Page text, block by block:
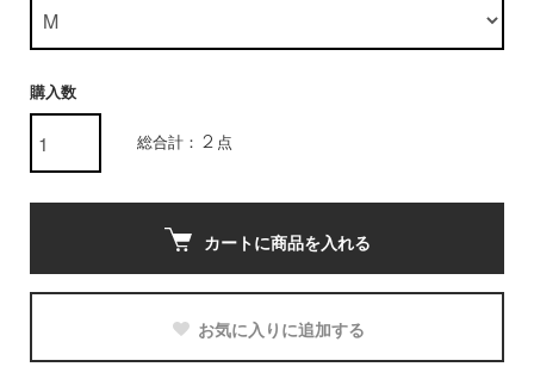
購入数
総合計： 2 点
カートに商品を入れる
お気に入りに追加する